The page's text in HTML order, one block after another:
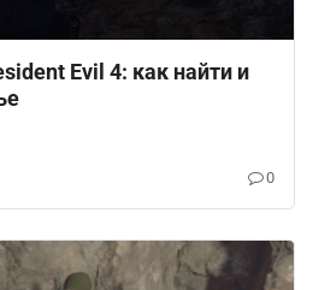
Evil 4: как найти и
0